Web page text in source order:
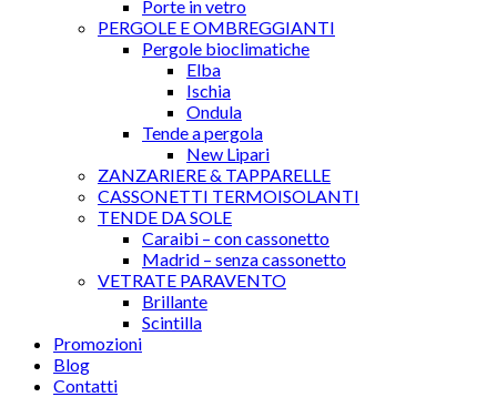
Porte in vetro
PERGOLE E OMBREGGIANTI
Pergole bioclimatiche
Elba
Ischia
Ondula
Tende a pergola
New Lipari
ZANZARIERE & TAPPARELLE
CASSONETTI TERMOISOLANTI
TENDE DA SOLE
Caraibi – con cassonetto
Madrid – senza cassonetto
VETRATE PARAVENTO
Brillante
Scintilla
Promozioni
Blog
Contatti